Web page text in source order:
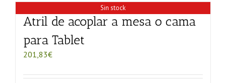
Sin stock
Atril de acoplar a mesa o cama
para Tablet
201,83€